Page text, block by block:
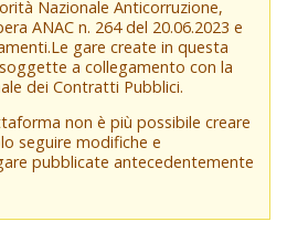
Nazionale Anticorruzione,
ANAC n. 264 del 20.06.2023 e
gare create in questa
a collegamento con la
dei Contratti Pubblici.
non è più possibile creare
seguire modifiche e
pubblicate antecedentemente